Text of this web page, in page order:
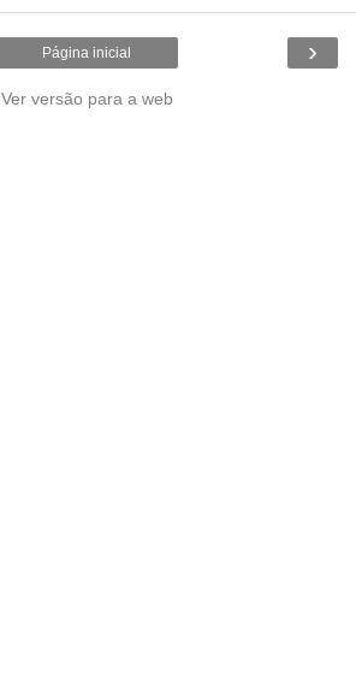
›
Página inicial
Ver versão para a web